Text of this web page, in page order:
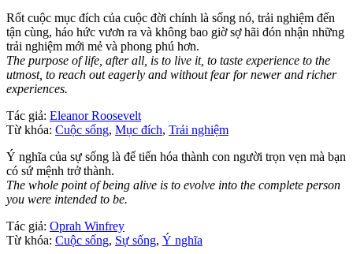
Rốt cuộc mục đích của cuộc đời chính là sống nó, trải nghiệm đến
tận cùng, háo hức vươn ra và không bao giờ sợ hãi đón nhận những
trải nghiệm mới mẻ và phong phú hơn.
The purpose of life, after all, is to live it, to taste experience to the
utmost, to reach out eagerly and without fear for newer and richer
experiences.
Tác giả: Eleanor Roosevelt
Từ khóa: Cuộc sống, Mục đích, Trải nghiệm
Ý nghĩa của sự sống là để tiến hóa thành con người trọn vẹn mà bạn
có sứ mệnh trở thành.
The whole point of being alive is to evolve into the complete person
you were intended to be.
Tác giả: Oprah Winfrey
Từ khóa: Cuộc sống, Sự sống, Ý nghĩa